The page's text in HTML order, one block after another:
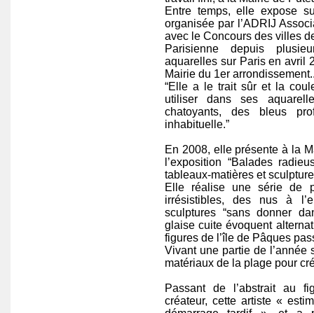
Entre temps, elle expose
organisée par l’ADRIJ
avec le Concours des villes
Parisienne depuis
aquarelles sur Paris en avril
Mairie du 1er
“Elle a le trait sûr et la
utiliser dans ses
chatoyants, des bleus
inhabituelle.”
En 2008, elle présente à la
l’exposition “Balades
tableaux-matières et
Elle réalise une série de
irrésistibles, des nus à
sculptures “sans donner
glaise cuite évoquent
figures de l’île de Pâques
Vivant une partie de l’année
matériaux de la plage pour
Passant de l’abstrait au
créateur, cette artiste «